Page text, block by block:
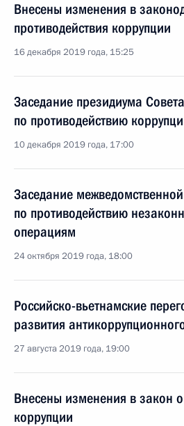
Внесены изменения в
противодействия коррупции
16 декабря 2019 года, 15:25
Заседание президиума Совета
по противодействию
10 декабря 2019 года, 17:00
Заседание
по противодействию
операциям
24 октября 2019 года, 18:00
Российско-вьетнамские
развития
27 августа 2019 года, 19:00
Внесены изменения в закон
коррупции